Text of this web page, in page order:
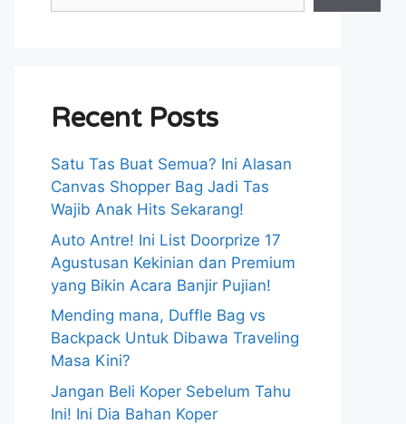
Recent Posts
Satu Tas Buat Semua? Ini Alasan
Canvas Shopper Bag Jadi Tas
Wajib Anak Hits Sekarang!
Auto Antre! Ini List Doorprize 17
Agustusan Kekinian dan Premium
yang Bikin Acara Banjir Pujian!
Mending mana, Duffle Bag vs
Backpack Untuk Dibawa Traveling
Masa Kini?
Jangan Beli Koper Sebelum Tahu
Ini! Ini Dia Bahan Koper